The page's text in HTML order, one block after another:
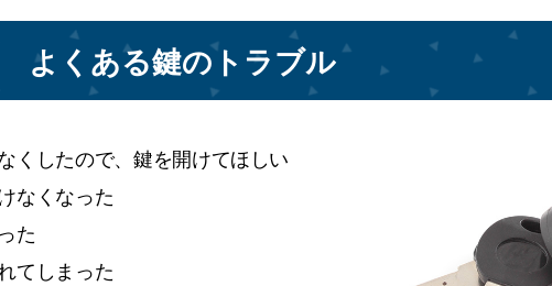
よくある鍵のトラブル
くしたので、鍵を開けてほしい
なくなった
た
てしまった